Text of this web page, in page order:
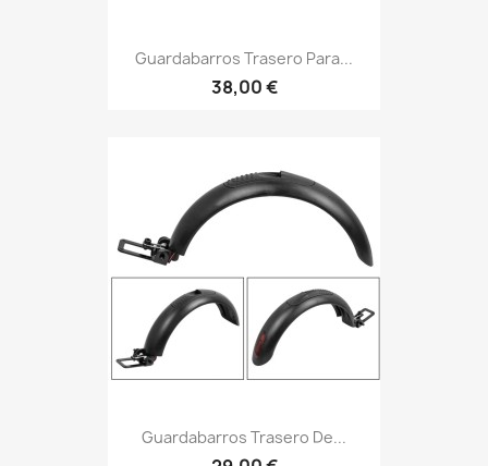
Guardabarros Trasero Para...
38,00 €
Guardabarros Trasero De...